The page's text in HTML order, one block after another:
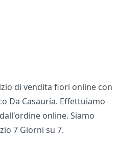
di vendita fiori online con
Da Casauria. Effettuiamo
online. Siamo
7 Giorni su 7.